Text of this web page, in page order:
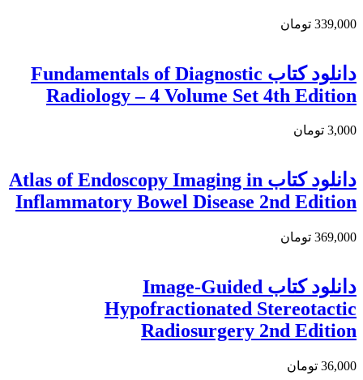
339,000 تومان
دانلود کتاب Fundamentals of Diagnostic
Radiology – 4 Volume Set 4th Edition
3,000 تومان
دانلود کتاب Atlas of Endoscopy Imaging in
Inflammatory Bowel Disease 2nd Edition
369,000 تومان
دانلود کتاب Image-Guided
Hypofractionated Stereotactic
Radiosurgery 2nd Edition
36,000 تومان